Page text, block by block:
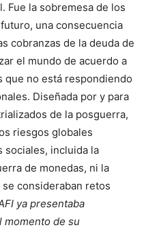
Fue la sobremesa de los
una consecuencia
cobranzas de la deuda de
el mundo de acuerdo a
que no está respondiendo
Diseñada por y para
de la posguerra,
riesgos globales
sociales, incluida la
de monedas, ni la
consideraban retos
ya presentaba
momento de su